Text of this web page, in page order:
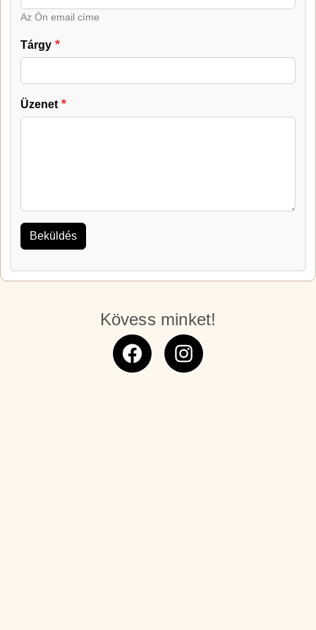
Az Ön email címe
Tárgy
Üzenet
Kövess minket!